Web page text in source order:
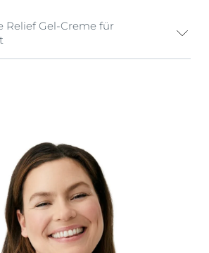
Relief Gel-Creme für
Das Spannungsgefühl der
der Anti-Rötungs Effekt kann
auf der Haut und
lindern.
Sensitive Relief Gel-Creme lässt
und versorgt die Haut
mit Feuchtigkeit. Die
der Eucerin After Sun